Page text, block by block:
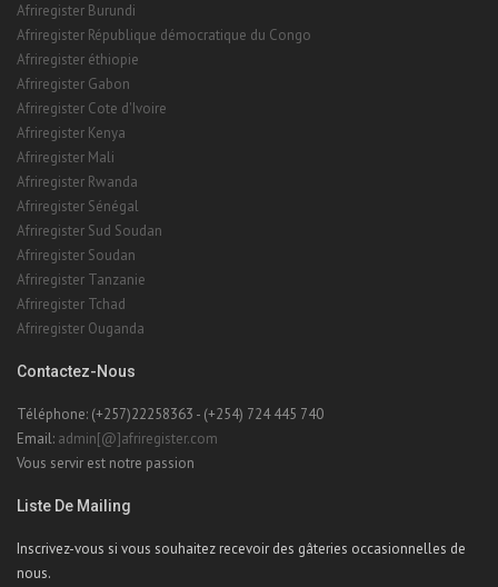
Afriregister Burundi
Afriregister République démocratique du Congo
Afriregister éthiopie
Afriregister Gabon
Afriregister Cote d'Ivoire
Afriregister Kenya
Afriregister Mali
Afriregister Rwanda
Afriregister Sénégal
Afriregister Sud Soudan
Afriregister Soudan
Afriregister Tanzanie
Afriregister Tchad
Afriregister Ouganda
Contactez-Nous
Téléphone: (+257)22258363 - (+254) 724 445 740
Email: admin[@]afriregister.com
Vous servir est notre passion
Liste De Mailing
Inscrivez-vous si vous souhaitez recevoir des gâteries occasionnelles de
nous.